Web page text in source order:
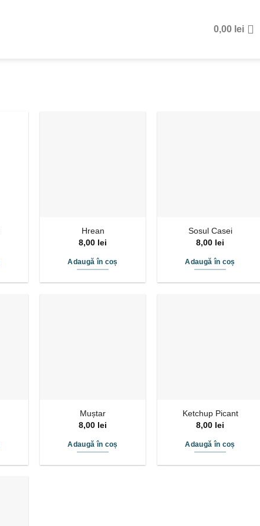
0,00 lei
Hrean
8,00 lei
Adaugă în coș
Sosul Casei
8,00 lei
Adaugă în coș
Muștar
8,00 lei
Adaugă în coș
Ketchup Picant
8,00 lei
Adaugă în coș